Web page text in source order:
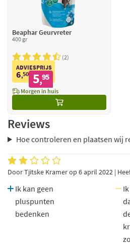
Beaphar Geurvreter
400 gr
2
ADVIESPRIJS
6,50 5,95
Morgen in huis
Reviews
Hoe controleren en plaatsen wij
Door Tjitske Kramer op 6 april 2022 |
Ik kan geen
pluspunten
bedenken